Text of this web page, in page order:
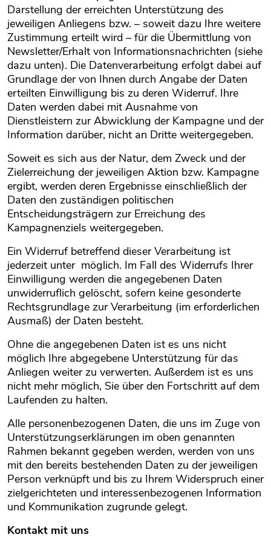
Darstellung der erreichten Unterstützung des
jeweiligen Anliegens bzw. – soweit dazu Ihre weitere
Zustimmung erteilt wird – für die Übermittlung von
Newsletter/Erhalt von Informationsnachrichten (siehe
dazu unten). Die Datenverarbeitung erfolgt dabei auf
Grundlage der von Ihnen durch Angabe der Daten
erteilten Einwilligung bis zu deren Widerruf. Ihre
Daten werden dabei mit Ausnahme von
Dienstleistern zur Abwicklung der Kampagne und der
Information darüber, nicht an Dritte weitergegeben.
Soweit es sich aus der Natur, dem Zweck und der
Zielerreichung der jeweiligen Aktion bzw. Kampagne
ergibt, werden deren Ergebnisse einschließlich der
Daten den zuständigen politischen
Entscheidungsträgern zur Erreichung des
Kampagnenziels weitergegeben.
Ein Widerruf betreffend dieser Verarbeitung ist
jederzeit unter möglich. Im Fall des Widerrufs Ihrer
Einwilligung werden die angegebenen Daten
unwiderruflich gelöscht, sofern keine gesonderte
Rechtsgrundlage zur Verarbeitung (im erforderlichen
Ausmaß) der Daten besteht.
Ohne die angegebenen Daten ist es uns nicht
möglich Ihre abgegebene Unterstützung für das
Anliegen weiter zu verwerten. Außerdem ist es uns
nicht mehr möglich, Sie über den Fortschritt auf dem
Laufenden zu halten.
Alle personenbezogenen Daten, die uns im Zuge von
Unterstützungserklärungen im oben genannten
Rahmen bekannt gegeben werden, werden von uns
mit den bereits bestehenden Daten zu der jeweiligen
Person verknüpft und bis zu Ihrem Widerspruch einer
zielgerichteten und interessenbezogenen Information
und Kommunikation zugrunde gelegt.
Kontakt mit uns